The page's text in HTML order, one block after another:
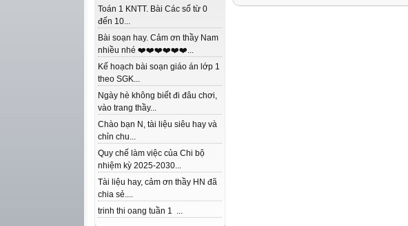
Toán 1 KNTT. Bài Các số từ 0
đến 10...
Bài soạn hay. Cảm ơn thầy Nam
nhiều nhé ❤️❤️❤️❤️❤️❤️...
Kế hoạch bài soạn giáo án lớp 1
theo SGK...
Ngày hè không biết đi đâu chơi,
vào trang thầy...
Chào bạn N, tài liệu siêu hay và
chỉn chu...
Quy chế làm việc của Chi bộ
nhiệm kỳ 2025-2030...
Tài liệu hay, cảm ơn thầy HN đã
chia sẻ....
trinh thi oang tuần 1 ...